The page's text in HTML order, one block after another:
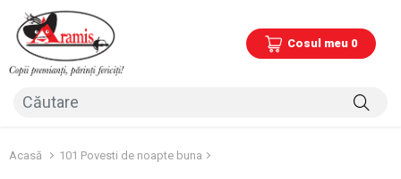
Cosul meu 0
Acasă 101 Povesti de noapte buna